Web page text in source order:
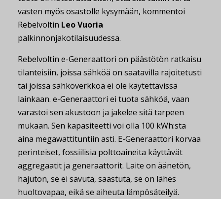
vasten myös osastolle kysymään, kommentoi
Rebelvoltin Leo Vuoria
palkinnonjakotilaisuudessa.
Rebelvoltin e-Generaattori on päästötön ratkaisu
tilanteisiin, joissa sähköä on saatavilla rajoitetusti
tai joissa sähköverkkoa ei ole käytettävissä
lainkaan. e-Generaattori ei tuota sähköä, vaan
varastoi sen akustoon ja jakelee sitä tarpeen
mukaan. Sen kapasiteetti voi olla 100 kWh:sta
aina megawattituntiin asti. E-Generaattori korvaa
perinteiset, fossiilisia polttoaineita käyttävät
aggregaatit ja generaattorit. Laite on äänetön,
hajuton, se ei savuta, saastuta, se on lähes
huoltovapaa, eikä se aiheuta lämpösäteilyä.